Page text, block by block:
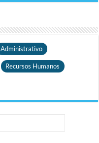
Administrativo
Recursos Humanos